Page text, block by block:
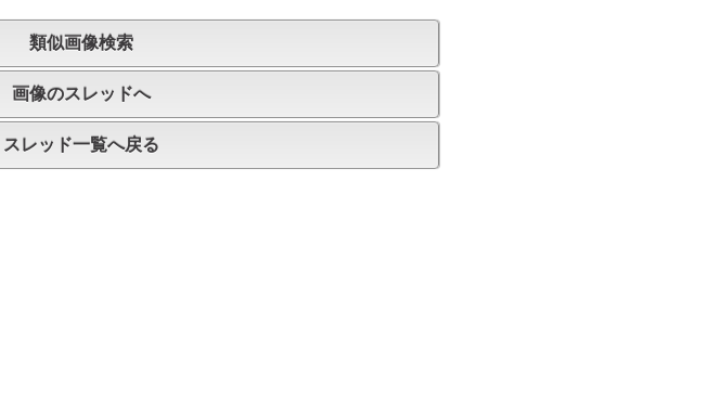
類似画像検索
画像のスレッドへ
スレッド一覧へ戻る